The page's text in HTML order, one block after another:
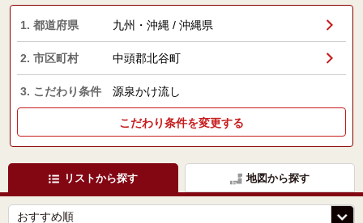
1. 都道府県 九州・沖縄 / 沖縄県
2. 市区町村 中頭郡北谷町
3. こだわり条件 源泉かけ流し
こだわり条件を変更する
リストから探す 地図から探す